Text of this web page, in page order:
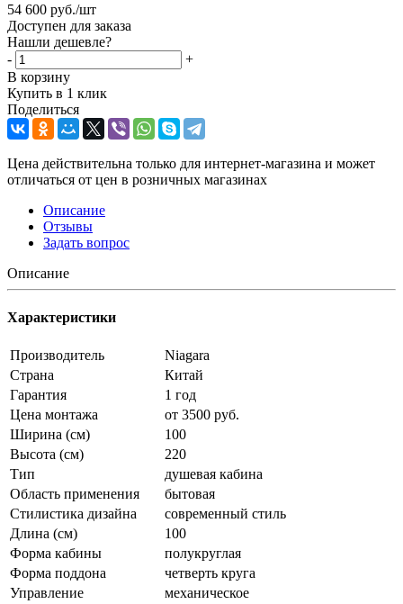
54 600 руб./шт
Доступен для заказа
Нашли дешевле?
-
+
В корзину
Купить в 1 клик
Поделиться
Цена действительна только для интернет-магазина и может
отличаться от цен в розничных магазинах
Описание
Отзывы
Задать вопрос
Описание
Характеристики
Производитель
Niagara
Страна
Китай
Гарантия
1 год
Цена монтажа
от 3500 руб.
Ширина (см)
100
Высота (см)
220
Тип
душевая кабина
Область применения
бытовая
Стилистика дизайна
современный стиль
Длина (см)
100
Форма кабины
полукруглая
Форма поддона
четверть круга
Управление
механическое